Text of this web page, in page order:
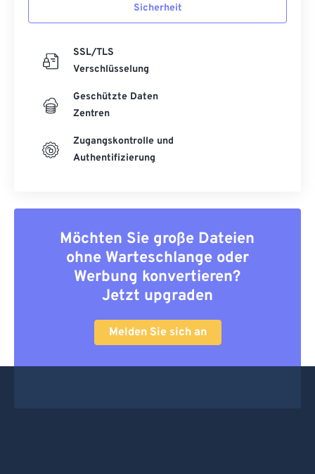
Sicherheit
SSL/TLS
Verschlüsselung
Geschützte Daten
Zentren
Zugangskontrolle und
Authentifizierung
Möchten Sie große Dateien
ohne Warteschlange oder
Werbung konvertieren?
Jetzt upgraden
Melden Sie sich an